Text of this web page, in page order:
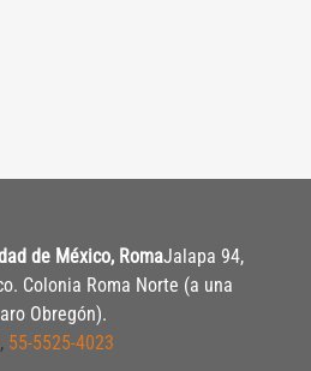
de México, RomaJalapa 94,
Colonia Roma Norte (a una
Obregón).
, 55-5525-4023